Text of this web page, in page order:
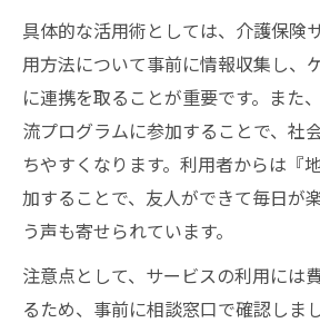
具体的な活用術としては、介護保険
用方法について事前に情報収集し、
に連携を取ることが重要です。また
流プログラムに参加することで、社
ちやすくなります。利用者からは『
加することで、友人ができて毎日が
う声も寄せられています。
注意点として、サービスの利用には
るため、事前に相談窓口で確認しま